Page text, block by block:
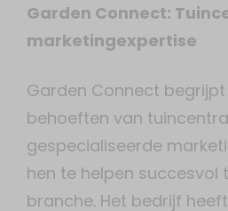
Garden Connect:
marketingexpertise
Garden Connect
behoeften van
gespecialiseerde
hen te helpen succesvol
branche. Het bedrijf